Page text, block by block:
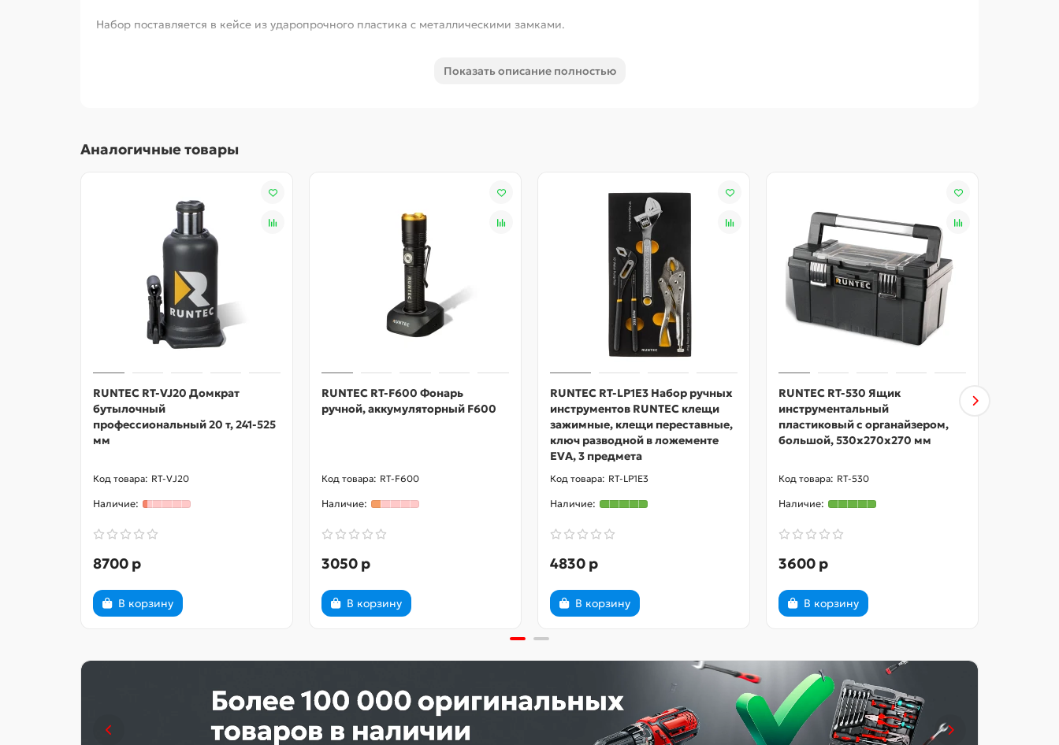
Набор поставляется в кейсе из ударопрочного пластика с металлическими замками.
нормам безопасности и стандартам качества гарантирует длительный период эксплуатации и безопасную работу при соблюдении рекомендаций к
Показать описание полностью
Аналогичные товары
RUNTEC RT-VJ20 Домкрат
бутылочный
профессиональный 20 т, 241-525
мм
RT-VJ20
8700 р
В корзину
RUNTEC RT-F600 Фонарь
ручной, аккумуляторный F600
RT-F600
3050 р
В корзину
RUNTEC RT-LP1E3 Набор ручных
инструментов RUNTEC клещи
зажимные, клещи переставные,
ключ разводной в ложементе
EVA, 3 предмета
RT-LP1E3
4830 р
В корзину
RUNTEC RT-530 Ящик
инструментальный
пластиковый с органайзером,
большой, 530х270х270 мм
RT-530
3600 р
В корзину